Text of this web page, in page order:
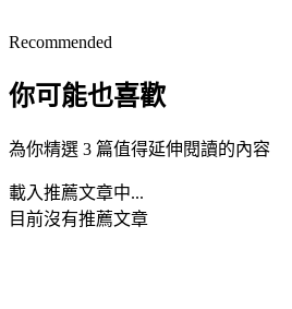
Recommended
你可能也喜歡
為你精選 3 篇值得延伸閱讀的內容
載入推薦文章中...
目前沒有推薦文章